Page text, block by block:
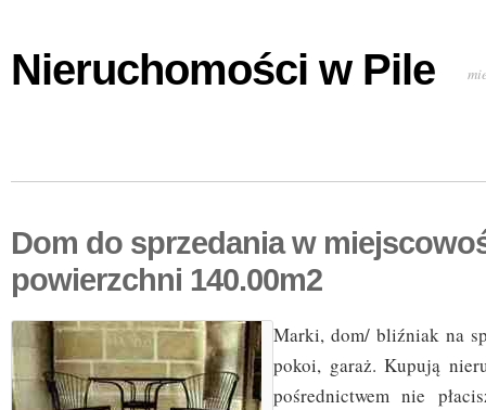
Nieruchomości w Pile
Dom do sprzedania w
powierzchni 140.00m2
Marki, dom/ bliźniak na
pokoi, garaż. Kupują
pośrednictwem nie